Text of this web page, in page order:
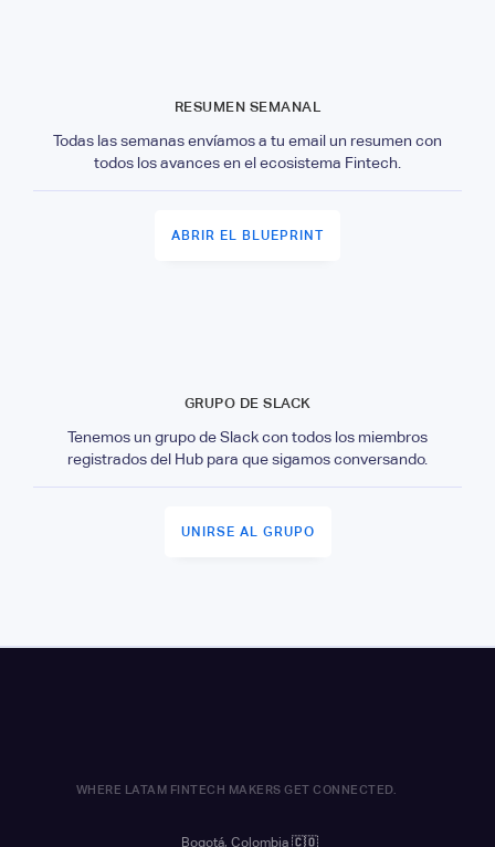
RESUMEN SEMANAL
Todas las semanas envíamos a tu email un resumen con
todos los avances en el ecosistema Fintech.
ABRIR EL BLUEPRINT
GRUPO DE SLACK
Tenemos un grupo de Slack con todos los miembros
registrados del Hub para que sigamos conversando.
UNIRSE AL GRUPO
WHERE LATAM FINTECH MAKERS GET CONNECTED.
Bogotá, Colombia 🇨🇴